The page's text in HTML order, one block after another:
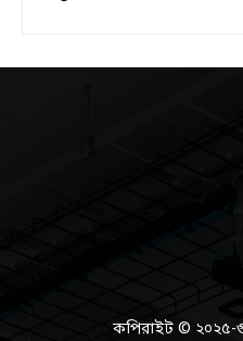
কপিরাইট © ২০২৫-